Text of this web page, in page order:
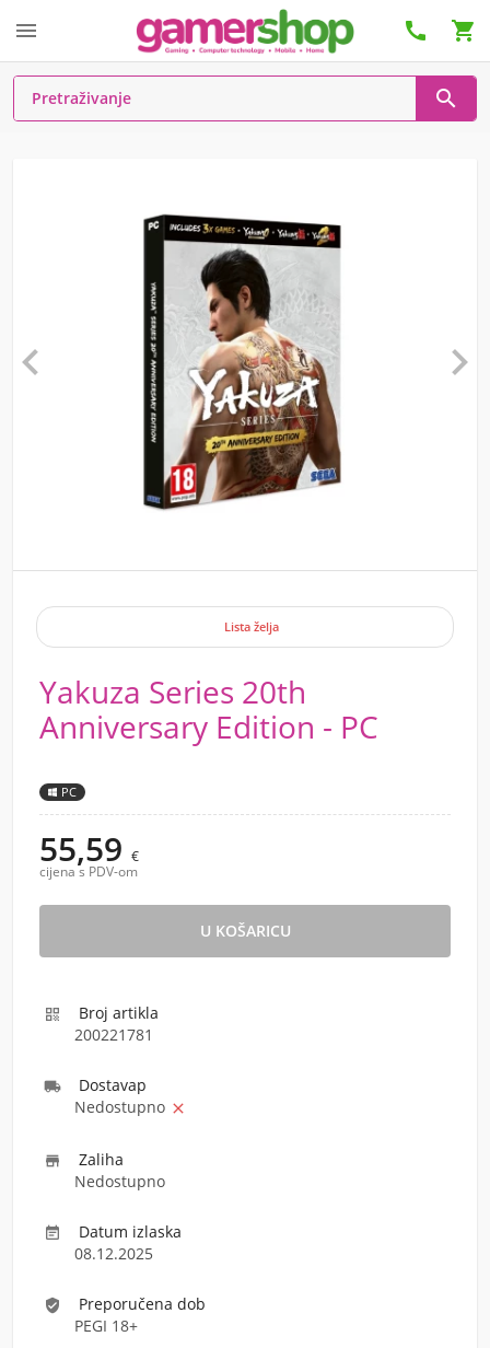
  

 
Lista želja
Yakuza Series 20th
Anniversary Edition - PC
PC
55,59 €
cijena s PDV-om

Broj artikla
200221781
 Dostavap
Nedostupno 

Zaliha
Nedostupno

Datum izlaska
08.12.2025
verified_user
Preporučena dob
PEGI 18+